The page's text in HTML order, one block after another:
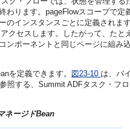
わります。pageFlowスコープで
のインスタンスごとに定義され
クセスします。したがって、た
ンポーネントと同じページに組
を定義できます。 図23-10 は、バ
照する、Summit ADFタスク・フ
ネージドBean